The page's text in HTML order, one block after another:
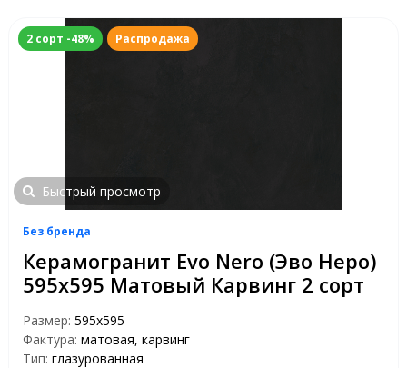
2 сорт -48% Распродажа
Быстрый просмотр
Без бренда
Керамогранит Evo Nero (Эво Неро)
595x595 Матовый Карвинг 2 сорт
Размер: 595x595
Фактура: матовая, карвинг
Тип: глазурованная